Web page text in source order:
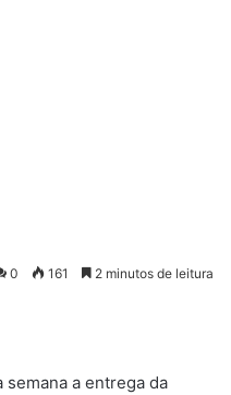
0 161 2 minutos de leitura
semana a entrega da